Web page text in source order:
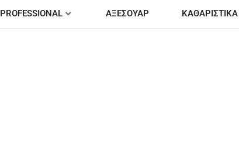
PROFESSIONAL ΑΞΕΣΟΥΑΡ ΚΑΘΑΡΙΣΤΙΚΑ